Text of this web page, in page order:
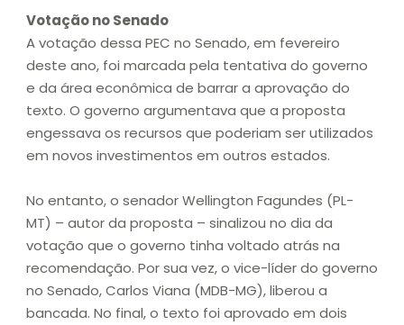
Votação no Senado
A votação dessa PEC no Senado, em fevereiro
deste ano, foi marcada pela tentativa do governo
e da área econômica de barrar a aprovação do
texto. O governo argumentava que a proposta
engessava os recursos que poderiam ser utilizados
em novos investimentos em outros estados.
No entanto, o senador Wellington Fagundes (PL-
MT) – autor da proposta – sinalizou no dia da
votação que o governo tinha voltado atrás na
recomendação. Por sua vez, o vice-líder do governo
no Senado, Carlos Viana (MDB-MG), liberou a
bancada. No final, o texto foi aprovado em dois